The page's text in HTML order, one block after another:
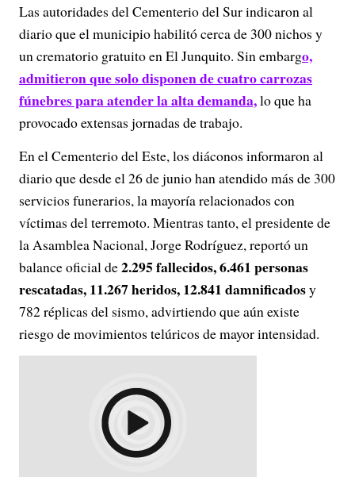
Las autoridades del Cementerio del Sur indicaron al
diario que el municipio habilitó cerca de 300 nichos y
un crematorio gratuito en El Junquito. Sin embargo,
admitieron que solo disponen de cuatro carrozas
fúnebres para atender la alta demanda,lo que ha
provocado extensas jornadas de trabajo.
En el Cementerio del Este, los diáconos informaron al
diario que desde el 26 de junio han atendido más de 300
servicios funerarios, la mayoría relacionados con
víctimas del terremoto. Mientras tanto, el presidente de
la Asamblea Nacional, Jorge Rodríguez, reportó un
balance oficial de2.295 fallecidos, 6.461 personas
rescatadas, 11.267 heridos, 12.841 damnificadosy
782 réplicas del sismo, advirtiendo que aún existe
riesgo de movimientos telúricos de mayor intensidad.